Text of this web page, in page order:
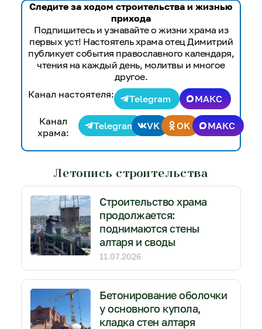
Следите за ходом строительства и жизнью
прихода
Подпишитесь и узнавайте о жизни храма из
первых уст! Настоятель храма отец Димитрий
публикует события православного календаря,
чтения на каждый день, молитвы и многое
другое.
Канал настоятеля:
Telegram
МАКС
Канал
храма:
Telegram VK OK МАКС
Летопись строительства
Строительство храма
продолжается:
поднимаются стены
алтаря и своды
11.07.2026
Бетонирование оболочки
у основного купола,
кладка стен алтаря